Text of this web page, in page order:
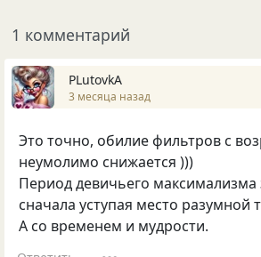
1 комментарий
PLutоvkА
3 месяца назад
Это точно, обилие фильтров с
неумолимо снижается )))
Период девичьего максимализма
сначала уступая место разумной
А со временем и мудрости.